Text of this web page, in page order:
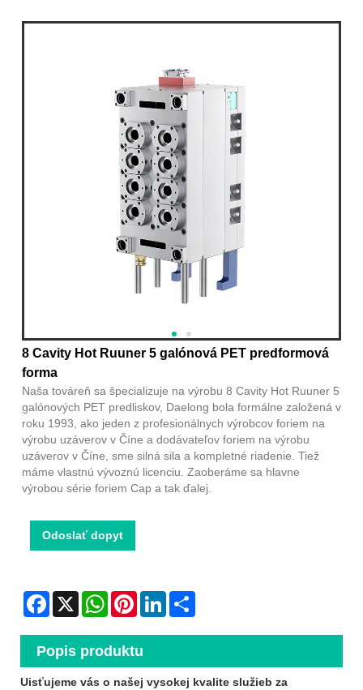
8 Cavity Hot Ruuner 5 galónová PET predformová
forma
Naša továreň sa špecializuje na výrobu 8 Cavity Hot Ruuner 5
galónových PET predliskov, Daelong bola formálne založená v
roku 1993, ako jeden z profesionálnych výrobcov foriem na
výrobu uzáverov v Číne a dodávateľov foriem na výrobu
uzáverov v Číne, sme silná sila a kompletné riadenie. Tiež
máme vlastnú vývoznú licenciu. Zaoberáme sa hlavne
výrobou série foriem Cap a tak ďalej.
Odoslať dopyt
Facebook
X WhatsAppPinterestLinkedIn
Popis produktu
Uisťujeme vás o našej vysokej kvalite služieb za